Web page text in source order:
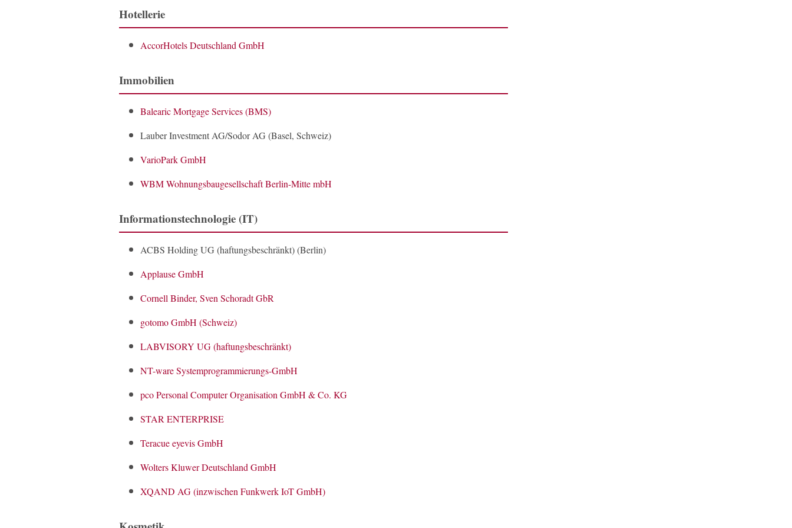
Hotellerie
AccorHotels Deutschland GmbH
Immobilien
Balearic Mortgage Services (BMS)
Lauber Investment AG/Sodor AG (Basel, Schweiz)
VarioPark GmbH
WBM Wohnungsbaugesellschaft Berlin-Mitte mbH
Informationstechnologie (IT)
ACBS Holding UG (haftungsbeschränkt) (Berlin)
Applause GmbH
Cornell Binder, Sven Schoradt GbR
gotomo GmbH (Schweiz)
LABVISORY UG (haftungsbeschränkt)
NT-ware Systemprogrammierungs-GmbH
pco Personal Computer Organisation GmbH & Co. KG
STAR ENTERPRISE
Teracue eyevis GmbH
Wolters Kluwer Deutschland GmbH
XQAND AG (inzwischen Funkwerk IoT GmbH)